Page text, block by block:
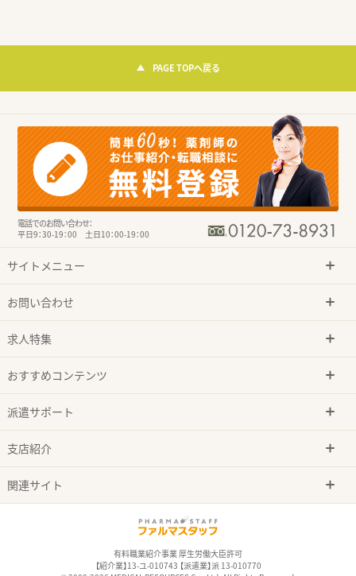
PAGE TOPへ戻る
電話でのお問い合わせ：
平日9：30-19：00 土日10：00-19：00
サイトメニュー
お問い合わせ
求人特集
おすすめコンテンツ
派遣サポート
支店紹介
関連サイト
有料職業紹介事業 厚生労働大臣許可
【紹介業】13-ユ-010743 【派遣業】派 13-010770